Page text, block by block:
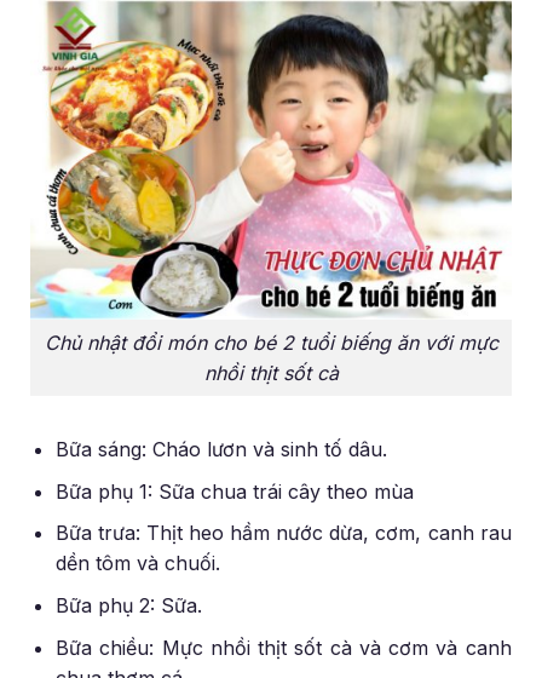
Chủ nhật đổi món cho bé 2 tuổi biếng ăn với mực
nhồi thịt sốt cà
Bữa sáng: Cháo lươn và sinh tố dâu.
Bữa phụ 1: Sữa chua trái cây theo mùa
Bữa trưa: Thịt heo hầm nước dừa, cơm, canh rau
dền tôm và chuối.
Bữa phụ 2: Sữa.
Bữa chiều: Mực nhồi thịt sốt cà và cơm và canh